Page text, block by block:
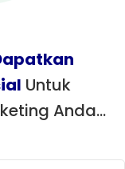
Untuk
Anda…